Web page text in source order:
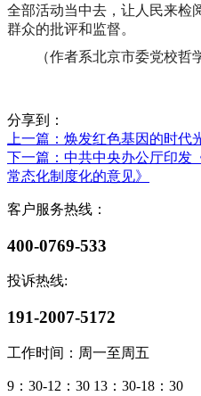
全部活动当中去，让人民来检
群众的批评和监督。
（作者系北京市委党校哲学
分享到：
上一篇 ：焕发红色基因的时代
下一篇 ：中共中央办公厅印发
常态化制度化的意见》
客户服务热线：
400-0769-533
投诉热线:
191-2007-5172
工作时间：周一至周五
9：30-12：30 13：30-18：30